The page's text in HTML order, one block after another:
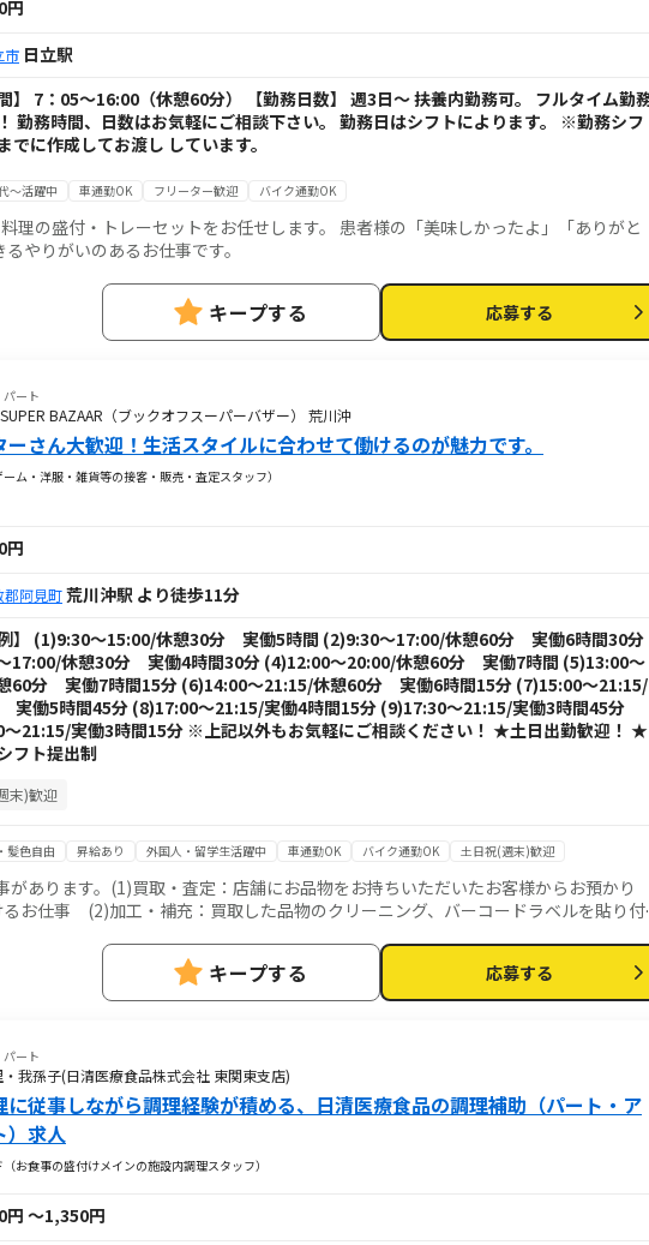
円
市 日立駅
間】 7：05～16:00（休憩60分） 【勤務日数】 週3日～ 扶養内勤務可。 フルタイム勤
勤務時間、日数はお気軽にご相談下さい。 勤務日はシフトによります。 ※勤務シフ
でに作成してお渡し しています。
～活躍中 車通勤OK フリーター歓迎 バイク通勤OK
理の盛付・トレーセットをお任せします。 患者様の「美味しかったよ」「ありがと
やりがいのあるお仕事です。
キープする 応募する
ート
BAZAAR（ブックオフスーパーバザー） 荒川沖
ーさん大歓迎！生活スタイルに合わせて働けるのが魅力です。
ム・洋服・雑貨等の接客・販売・査定スタッフ）
円
郡阿見町荒川沖駅 より徒歩11分
例】 (1)9:30～15:00/休憩30分 実働5時間 (2)9:30～17:00/休憩60分 実働6時間30分
17:00/休憩30分 実働4時間30分 (4)12:00～20:00/休憩60分 実働7時間 (5)13:00～
60分 実働7時間15分 (6)14:00～21:15/休憩60分 実働6時間15分 (7)15:00～21:15/
実働5時間45分 (8)17:00～21:15/実働4時間15分 (9)17:30～21:15/実働3時間45分
21:15/実働3時間15分 ※上記以外もお気軽にご相談ください！ ★土日出勤歓迎！
フト提出制
末)歓迎
髪色自由 昇給あり 外国人・留学生活躍中 車通勤OK バイク通勤OK 土日祝(週末)歓迎
があります。(1)買取・査定：店舗にお品物をお持ちいただいたお客様からお預かり
るお仕事 (2)加工・補充：買取した品物のクリーニング、バーコードラベルを貼り付
キープする 応募する
ート
我孫子(日清医療食品株式会社 東関東支店)
に従事しながら調理経験が積める、日清医療食品の調理補助（パート・ア
）求人
お食事の盛付けメインの施設内調理スタッフ）
円 ～1,350円